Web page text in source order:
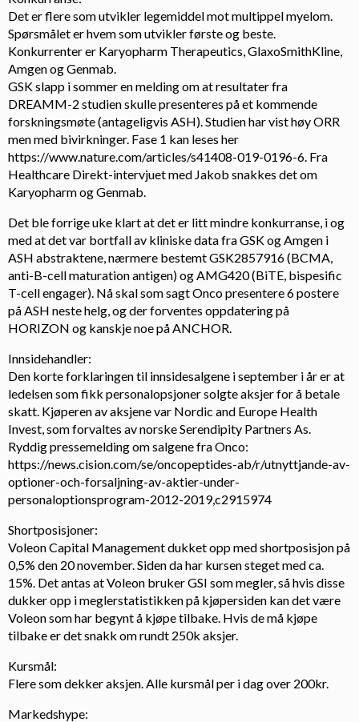
Det er flere som utvikler legemiddel mot multippel myelom.
Spørsmålet er hvem som utvikler første og beste.
Konkurrenter er Karyopharm Therapeutics, GlaxoSmithKline,
Amgen og Genmab.
GSK slapp i sommer en melding om at resultater fra
DREAMM-2 studien skulle presenteres på et kommende
forskningsmøte (antageligvis ASH). Studien har vist høy ORR
men med bivirkninger. Fase 1 kan leses her
https://www.nature.com/articles/s41408-019-0196-6. Fra
Healthcare Direkt-intervjuet med Jakob snakkes det om
Karyopharm og Genmab.
Det ble forrige uke klart at det er litt mindre konkurranse, i og
med at det var bortfall av kliniske data fra GSK og Amgen i
ASH abstraktene, nærmere bestemt GSK2857916 (BCMA,
anti-B-cell maturation antigen) og AMG420 (BiTE, bispesific
T-cell engager). Nå skal som sagt Onco presentere 6 postere
på ASH neste helg, og der forventes oppdatering på
HORIZON og kanskje noe på ANCHOR.
Innsidehandler:
Den korte forklaringen til innsidesalgene i september i år er at
ledelsen som fikk personalopsjoner solgte aksjer for å betale
skatt. Kjøperen av aksjene var Nordic and Europe Health
Invest, som forvaltes av norske Serendipity Partners As.
Ryddig pressemelding om salgene fra Onco:
https://news.cision.com/se/oncopeptides-ab/r/utnyttjande-av-
optioner-och-forsaljning-av-aktier-under-
personaloptionsprogram-2012-2019,c2915974
Shortposisjoner:
Voleon Capital Management dukket opp med shortposisjon på
0,5% den 20 november. Siden da har kursen steget med ca.
15%. Det antas at Voleon bruker GSI som megler, så hvis disse
dukker opp i meglerstatistikken på kjøpersiden kan det være
Voleon som har begynt å kjøpe tilbake. Hvis de må kjøpe
tilbake er det snakk om rundt 250k aksjer.
Kursmål:
Flere som dekker aksjen. Alle kursmål per i dag over 200kr.
Markedshype: